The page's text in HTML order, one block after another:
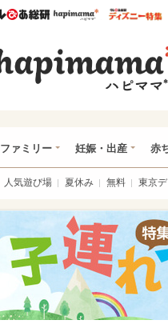
ウレぴあ総研ハピママ*
ファミリー 妊娠・出産 赤
人気遊び場 夏休み 無料 東京